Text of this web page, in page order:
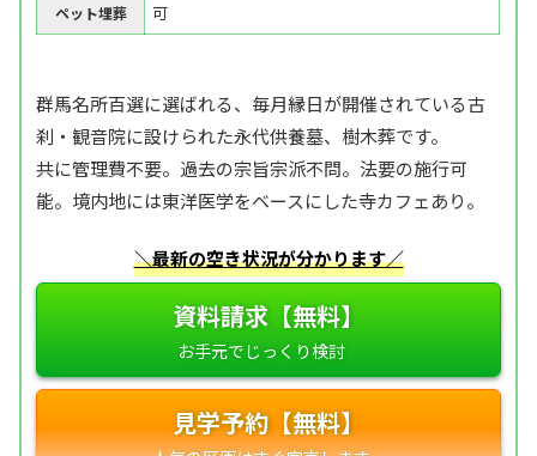
ペット埋葬 可
群馬名所百選に選ばれる、毎月縁日が開催されている古
刹・観音院に設けられた永代供養墓、樹木葬です。
共に管理費不要。過去の宗旨宗派不問。法要の施行可
能。境内地には東洋医学をベースにした寺カフェあり。
＼最新の空き状況が分かります／
資料請求【無料】
見学予約【無料】